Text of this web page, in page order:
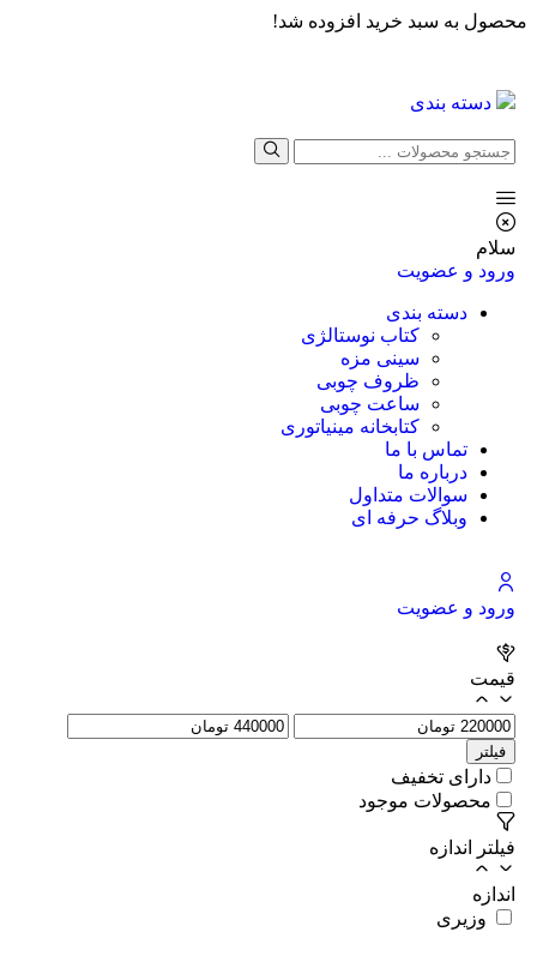
محصول به سبد خرید افزوده شد!
دسته بندی
سلام
ورود و عضویت
دسته بندی
کتاب نوستالژی
سینی مزه
ظروف چوبی
ساعت چوبی
کتابخانه مینیاتوری
تماس با ما
درباره ما
سوالات متداول
وبلاگ حرفه ای
ورود و عضویت
قیمت
فیلتر
دارای تخفیف
محصولات موجود
فیلتر اندازه
اندازه
وزیری